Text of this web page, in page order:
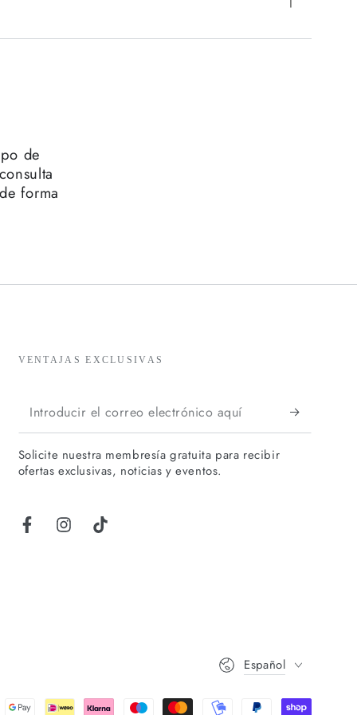
de
forma
VENTAJAS EXCLUSIVAS
Introducir
el
correo
aquí
Solicite nuestra membresía gratuita para recibir
ofertas exclusivas, noticias y eventos.
FacebookInstagramTikTok
Idioma
Español